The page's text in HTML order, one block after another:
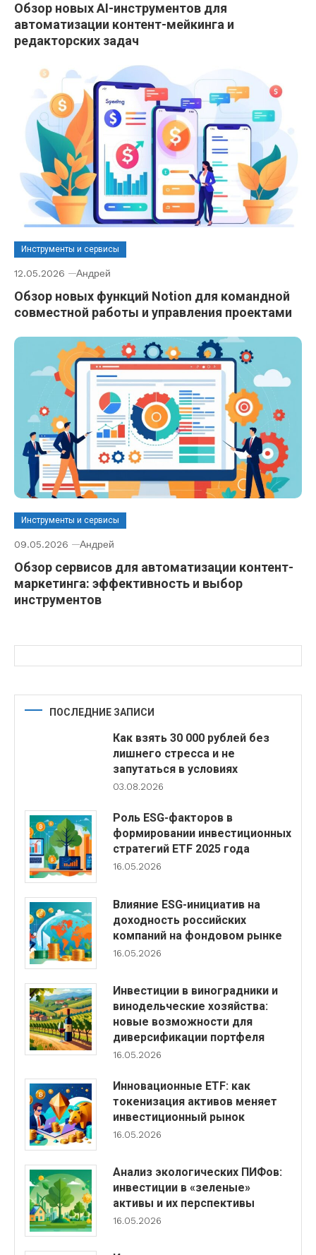
Обзор новых AI-инструментов для
автоматизации контент-мейкинга и
редакторских задач
Инструменты и сервисы
12.05.2026 Андрей
Обзор новых функций Notion для командной
совместной работы и управления проектами
Инструменты и сервисы
09.05.2026 Андрей
Обзор сервисов для автоматизации контент-
маркетинга: эффективность и выбор
инструментов
ПОСЛЕДНИЕ ЗАПИСИ
Как взять 30 000 рублей без
лишнего стресса и не
запутаться в условиях
03.08.2026
Роль ESG-факторов в
формировании инвестиционных
стратегий ETF 2025 года
16.05.2026
Влияние ESG-инициатив на
доходность российских
компаний на фондовом рынке
16.05.2026
Инвестиции в виноградники и
винодельческие хозяйства:
новые возможности для
диверсификации портфеля
16.05.2026
Инновационные ETF: как
токенизация активов меняет
инвестиционный рынок
16.05.2026
Анализ экологических ПИФов:
инвестиции в «зеленые»
активы и их перспективы
16.05.2026